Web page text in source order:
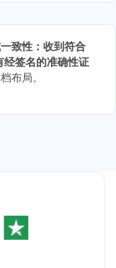
致性：收到符合
签名的准确性证
布局。